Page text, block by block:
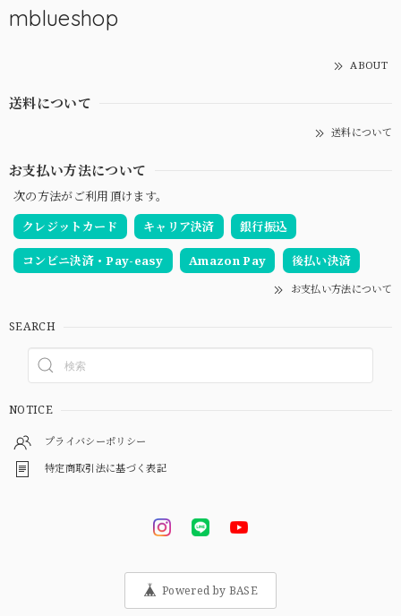
mblueshop
ABOUT
送料について
送料について
お支払い方法について
次の方法がご利用頂けます。
クレジットカード
キャリア決済 銀行振込
コンビニ決済・Pay-easy Amazon Pay 後払い決済
お支払い方法について
SEARCH
NOTICE
プライバシーポリシー
特定商取引法に基づく表記
Powered by BASE